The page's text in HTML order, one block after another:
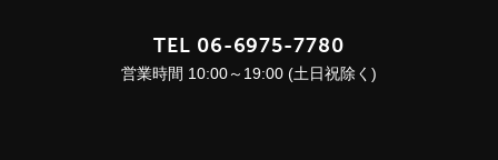
TEL 06-6975-7780
営業時間 10:00～19:00 (土日祝除く)